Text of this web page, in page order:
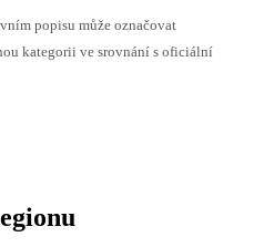
popisu může označovat
kategorii ve srovnání s oficiální